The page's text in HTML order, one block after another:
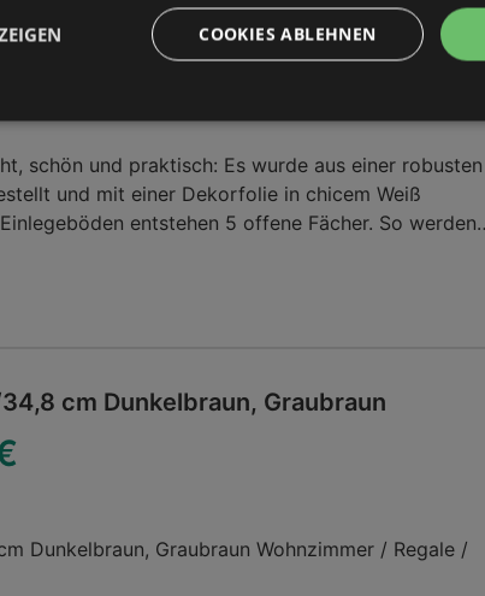
der Hinweis, nach der Montage die Schutzfolie
erleichtert. Das Regal wird zerlegt geliefert und
Möbelpflegemittel reinigen. HINWEIS Bitte beachten
Dekoration nicht im Lieferumfang enthalten ist.
Sonoma Eiche
schön und praktisch: Es wurde aus einer robusten
und mit einer Dekorfolie in chicem Weiß
entstehen 5 offene Fächer. So werden
cm Dunkelbraun, Graubraun
Dunkelbraun, Graubraun Wohnzimmer / Regale /
COOKIES ABLEHNEN